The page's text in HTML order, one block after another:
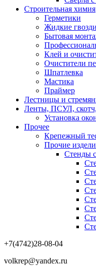
Строительная химия
Герметики
Жидкие гвозди
Бытовая
Клей и
Очистители
Шпатлевка
Мастика
Праймер
Лестницы и
Ленты, ПСУЛ, скотч,
Установка
Прочее
Крепежный
Прочие
Стенды
+7(4742)28-08-04
volkrep@yandex.ru